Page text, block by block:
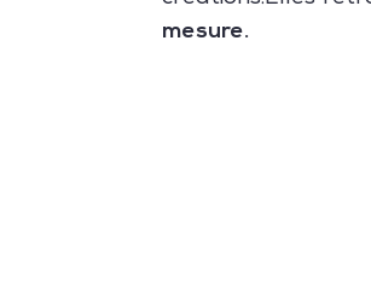
mesure.